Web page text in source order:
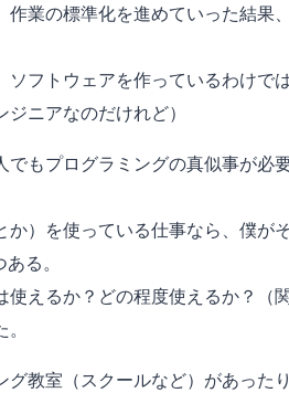
業の標準化を進めていった結果
フトウェアを作っているわけでは
ニアなのだけれど）
でもプログラミングの真似事が必
）を使っている仕事なら、僕が
る。
えるか？どの程度使えるか？（
教室（スクールなど）があった